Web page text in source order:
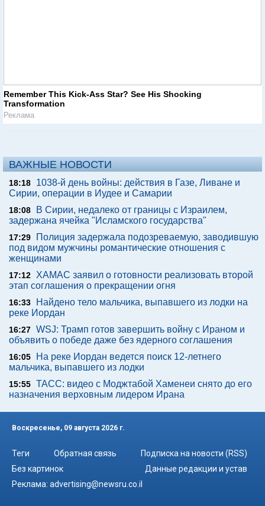
Remember This Kick-Ass Star? See His Shocking
Transformation
Реклама
ВАЖНЫЕ НОВОСТИ
18:18
1038-й день войны: действия в Газе, Ливане и
Сирии, операции в Иудее и Самарии
18:08
В Сирии, недалеко от границы с Израилем,
задержана ячейка "Исламского государства"
17:29
Полиция задержала подозреваемую, заводившую
под видом мужчины романтические отношения с
женщинами
17:12 ХАМАС заявил о готовности реализовать второй
этап соглашения о прекращении огня
16:33
Найдено тело мальчика, выпавшего из лодки на
реке Иордан
16:27 WSJ: Трамп готов завершить войну с Ираном и
объявить о победе даже без ядерного соглашения
16:05
На реке Иордан ведется поиск 12-летнего
мальчика, выпавшего из лодки
15:55 ТАСС: видео с Моджтабой Хаменеи снято до его
назначения верховным лидером Ирана
Воскресенье, 09 августа 2026 г.
Теги Обратная связь
Подписка на новости (RSS)
Без картинок
Данные редакции и устав
Реклама: advertising@newsru.co.il